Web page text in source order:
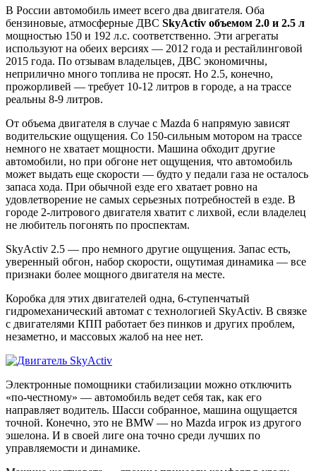
В России автомобиль имеет всего два двигателя. Оба
бензиновые, атмосферные ДВС SkyActiv объемом 2.0 и 2.5 л
мощностью 150 и 192 л.с. соответственно. Эти агрегаты
используют на обеих версиях — 2012 года и рестайлинговой
2015 года. По отзывам владельцев, ДВС экономичны,
неприлично много топлива не просят. Но 2.5, конечно,
прожорливей — требует 10-12 литров в городе, а на трассе
реальны 8-9 литров.
От объема двигателя в случае с Mazda 6 напрямую зависят
водительские ощущения. Со 150-сильным мотором на трассе
немного не хватает мощности. Машина обходит другие
автомобили, но при обгоне нет ощущения, что автомобиль
может выдать еще скорости — будто у педали газа не осталось
запаса хода. При обычной езде его хватает ровно на
удовлетворение не самых серьезных потребностей в езде. В
городе 2-литрового двигателя хватит с лихвой, если владелец
не любитель погонять по проспектам.
SkyActiv 2.5 — про немного другие ощущения. Запас есть,
уверенный обгон, набор скорости, ощутимая динамика — все
признаки более мощного двигателя на месте.
Коробка для этих двигателей одна, 6-ступенчатый
гидромеханический автомат с технологией SkyActiv. В связке
с двигателями КПП работает без пинков и других проблем,
незаметно, и массовых жалоб на нее нет.
Электронные помощники стабилизации можно отключить
«по-честному» — автомобиль ведет себя так, как его
направляет водитель. Шасси собранное, машина ощущается
точной. Конечно, это не BMW — но Mazda игрок из другого
эшелона. И в своей лиге она точно среди лучших по
управляемости и динамике.